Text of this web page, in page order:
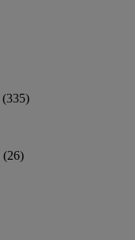
(335)
(26)